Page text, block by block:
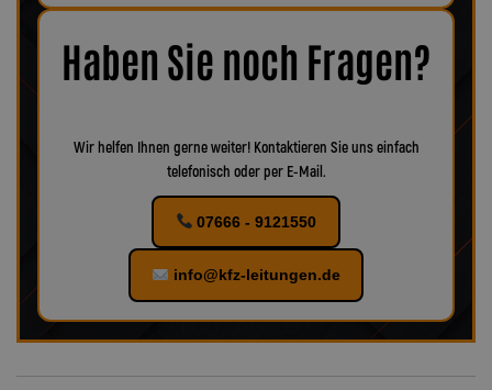
maximale Sicherheit zu gewährleisten.
Bei uns finden Sie
verschiedenes Zubehör für Ihr KFZ!
Haben Sie noch Fragen?
Wir helfen Ihnen gerne weiter! Kontaktieren Sie uns einfach
telefonisch oder per E-Mail.
07666 - 9121550
info@kfz-leitungen.de